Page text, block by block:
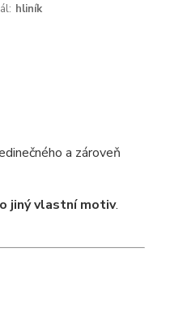
hliník
a zároveň
jiný vlastní motiv.